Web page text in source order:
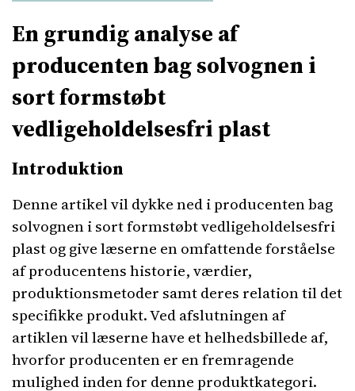
En grundig analyse af
producenten bag solvognen i
sort formstøbt
vedligeholdelsesfri plast
Introduktion
Denne artikel vil dykke ned i producenten bag
solvognen i sort formstøbt vedligeholdelsesfri
plast og give læserne en omfattende forståelse
af producentens historie, værdier,
produktionsmetoder samt deres relation til det
specifikke produkt. Ved afslutningen af
artiklen vil læserne have et helhedsbillede af,
hvorfor producenten er en fremragende
mulighed inden for denne produktkategori.